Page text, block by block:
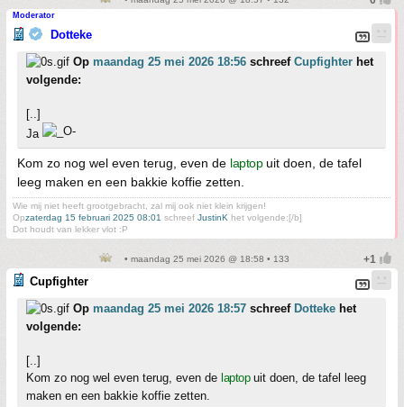
Moderator
Dotteke
Op maandag 25 mei 2026 18:56 schreef Cupfighter het
volgende:
[..]
Ja
Kom zo nog wel even terug, even de laptopuit doen, de tafel
leeg maken en een bakkie koffie zetten.
Wie mij niet heeft grootgebracht, zal mij ook niet klein krijgen!
Opzaterdag 15 februari 2025 08:01 schreef JustinK het volgende:[/b]
Dot houdt van lekker vlot :P
• maandag 25 mei 2026 @ 18:58 • 133
Cupfighter
Op maandag 25 mei 2026 18:57 schreef Dotteke het
volgende:
[..]
Kom zo nog wel even terug, even de laptopuit doen, de tafel leeg
maken en een bakkie koffie zetten.